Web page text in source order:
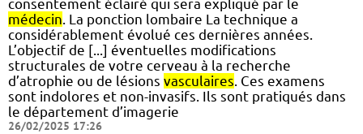
consentement éclairé qui sera expliqué par le
médecin . La ponction lombaire La technique a
considérablement évolué ces dernières années.
L’objectif de [...] éventuelles modifications
structurales de votre cerveau à la recherche
d’atrophie ou de lésions vasculaires . Ces examens
sont indolores et non-invasifs. Ils sont pratiqués dans
le département d’imagerie
26/02/2025 17:26